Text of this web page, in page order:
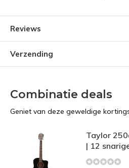
Reviews
Verzending
Combinatie deals
Geniet van deze geweldige
Taylor
| 12